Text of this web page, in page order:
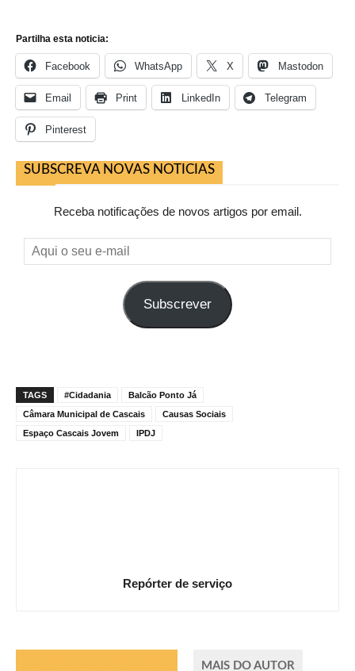
Partilha esta noticia:
Facebook WhatsApp X Mastodon
Email Print LinkedIn Telegram
Pinterest
SUBSCREVA NOVAS NOTICIAS
Receba notificações de novos artigos por email.
Aqui
o
Subscrever
TAGS #Cidadania
Balcão Ponto Já
Câmara Municipal de Cascais
Causas Sociais
Espaço Cascais Jovem
IPDJ
Repórter de serviço
MAIS DO AUTOR